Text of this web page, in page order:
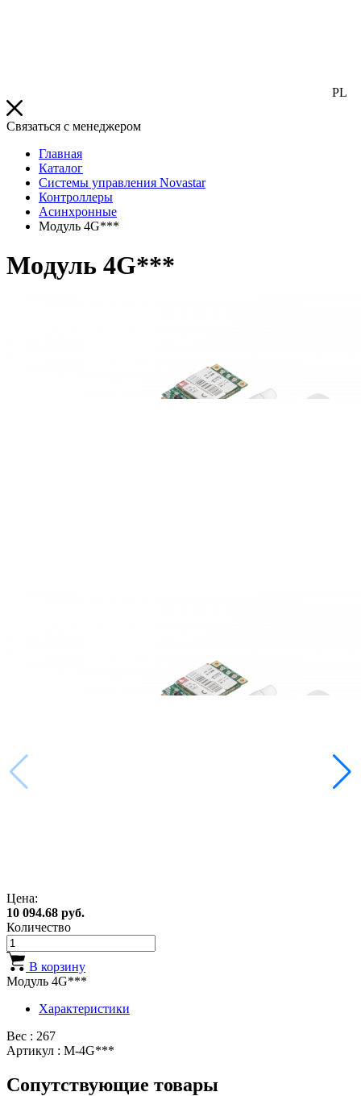
PL
Связаться с менеджером
Главная
Каталог
Системы управления Novastar
Контроллеры
Асинхронные
Мoдуль 4G***
Мoдуль 4G***
Цена:
10 094.68 руб.
Количество
В корзину
Мoдуль 4G***
Характеристики
Вес : 267
Артикул : M-4G***
Сопутствующие товары